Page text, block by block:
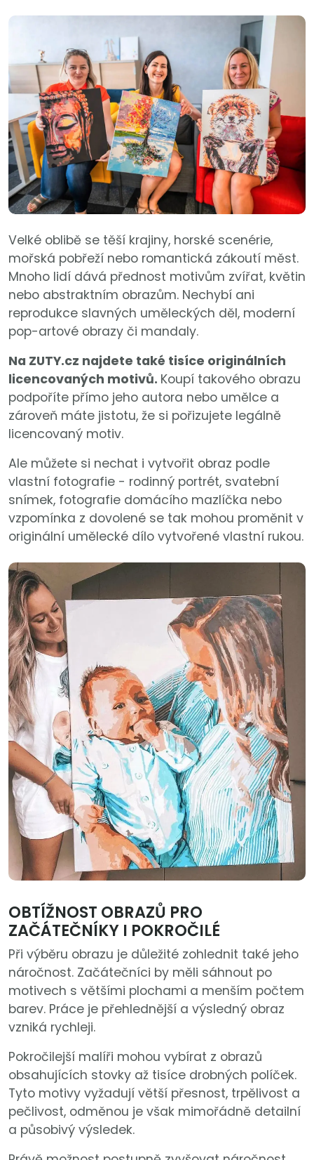
Velké oblibě se těší krajiny, horské scenérie,
mořská pobřeží nebo romantická zákoutí měst.
Mnoho lidí dává přednost motivům zvířat, květin
nebo abstraktním obrazům. Nechybí ani
reprodukce slavných uměleckých děl, moderní
pop-artové obrazy či mandaly.
Na ZUTY.cz najdete také tisíce originálních
licencovaných motivů. Koupí takového obrazu
podpoříte přímo jeho autora nebo umělce a
zároveň máte jistotu, že si pořizujete legálně
licencovaný motiv.
Ale můžete si nechat i vytvořit obraz podle
vlastní fotografie - rodinný portrét, svatební
snímek, fotografie domácího mazlíčka nebo
vzpomínka z dovolené se tak mohou proměnit v
originální umělecké dílo vytvořené vlastní rukou.
OBTÍŽNOST OBRAZŮ PRO
ZAČÁTEČNÍKY I POKROČILÉ
Při výběru obrazu je důležité zohlednit také jeho
náročnost. Začátečníci by měli sáhnout po
motivech s většími plochami a menším počtem
barev. Práce je přehlednější a výsledný obraz
vzniká rychleji.
Pokročilejší malíři mohou vybírat z obrazů
obsahujících stovky až tisíce drobných políček.
Tyto motivy vyžadují větší přesnost, trpělivost a
pečlivost, odměnou je však mimořádně detailní
a působivý výsledek.